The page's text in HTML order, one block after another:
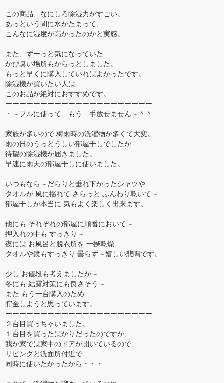
この商品、なにしろ除湿力がすごい。
あっという間に水がたまって、
こんなに湿度が高かったのかと実感。
また、ずーっと気になっていた
かび臭い場所もからっとしました。
もっと早くに購入していればよかったです。
除湿機が買いたい人は
このお品が絶対におすすめです。
ーーーーーーーーーーーーーーーーーーーーー
・～フルに使って もう 手放せません～＾＾
家族が多いので 梅雨時の洗濯物が多くて大変。
雨の日のうっとうしい部屋干しでしたが
待望の除湿機が届きました。
早速に雨天の部屋干しに使いました。
いつもなら～だらりと垂れ下がったシャツや
タオルが 風に揺れて さらっと ふんわり乾いて～
部屋干しが本当に 気もよく楽しく出来ます。
他にも それぞれの部屋に順番において～
押入れの中も すっきり～
夜には お風呂と脱衣所を 一揆乾燥
タオルや鏡もすっきり 曇らず～嬉しい悲鳴です。
少し お値段も考えましたが～
冬にも 結露対策にも良さそう～
また もう一台購入のため
貯金しようと思っています。
ーーーーーーーーーーーーーーーーーーーーー
２台目買っちゃいました。
１台目を買ったばかりだったのですが、
我が家では家中のドアが開いているので、
リビングと洗面所付近で
同時に使いたかったから・・・